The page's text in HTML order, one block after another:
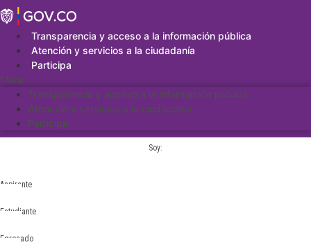
Saltar
al
contenidoTransparencia y acceso a la información pública
Atención y servicios a la ciudadanía
Participa
Menu
Transparencia y acceso a la información pública
Atención y servicios a la ciudadanía
Participa
Soy:
Aspirante
Estudiante
Egresado